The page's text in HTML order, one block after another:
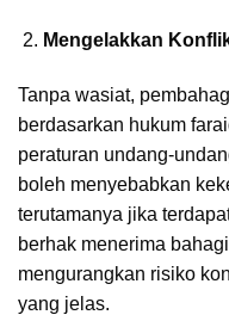
Mengelakkan
Tanpa wasiat,
berdasarkan hukum
peraturan undang-
boleh menyebabkan
terutamanya jika
berhak menerima
mengurangkan risiko
yang jelas.